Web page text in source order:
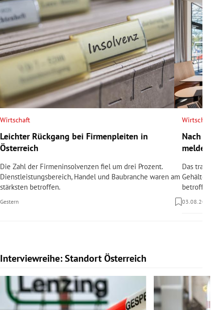
Wirtschaft
Leichter Rückgang bei Firmenpleiten in
Österreich
Die Zahl der Firmeninsolvenzen fiel um drei Prozent.
Dienstleistungsbereich, Handel und Baubranche waren am
stärksten betroffen.
Gestern
Wirtschaft
Nach
meldet
Das
Gehälter
betroffen.
03.08.2026
Interviewreihe: Standort Österreich
Slide 1 von 20